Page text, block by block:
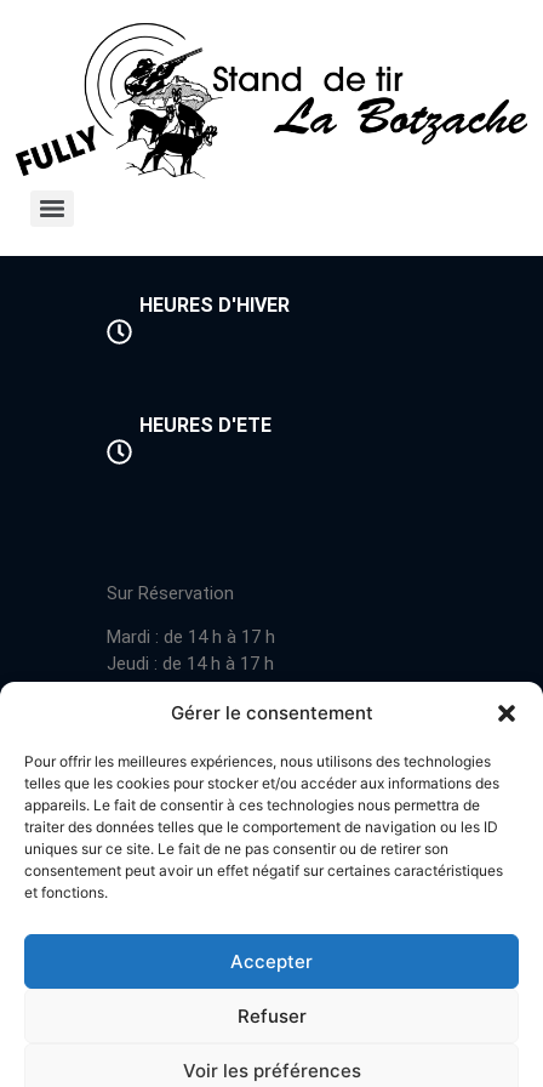
Gérer le consentement
Pour offrir les meilleures expériences, nous utilisons des technologies
telles que les cookies pour stocker et/ou accéder aux informations des
appareils. Le fait de consentir à ces technologies nous permettra de
traiter des données telles que le comportement de navigation ou les ID
uniques sur ce site. Le fait de ne pas consentir ou de retirer son
consentement peut avoir un effet négatif sur certaines caractéristiques
et fonctions.
Accepter
Refuser
Voir les préférences
HEURES D'HIVER
HEURES D'ETE
Sur Réservation
Mardi : de 14 h à 17 h
Jeudi : de 14 h à 17 h
Mardi : de 17 h à 20 h
Jeudi : de 17 h à 20 h
Samedi : de 14 h à 17 h
Stand de tir LA BOTZACHE
Près de Mazembroz
Tel: +41 (0)79 220 41 69
Plan d'accès